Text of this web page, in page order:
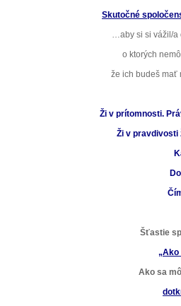
Skutočné
…aby si si vážil/a
o ktorých
že ich budeš
Ži v prítomnosti.
Ži v pravdivosti
Šťastie
„Ako
Ako sa